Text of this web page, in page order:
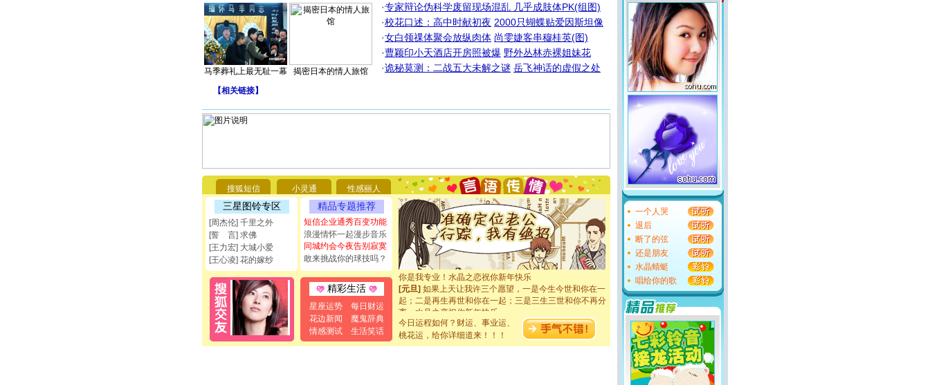
马季葬礼上最无耻一幕 揭密日本的情人旅馆
·专家辩论伪科学废留现场混乱 几乎成肢体PK(组图)
·校花口述：高中时献初夜 2000只蝴蝶贴爱因斯坦像
·女白领祼体聚会放纵肉体 尚雯婕客串穆桂英(图)
·曹颖印小天酒店开房照被爆 野外丛林赤裸姐妹花
·诡秘莫测：二战五大未解之谜 岳飞神话的虚假之处
【相关链接】
搜狐短信 小灵通 性感丽人
三星图铃专区
[周杰伦] 千里之外
[誓 言] 求佛
[王力宏] 大城小爱
[王心凌] 花的嫁纱
精品专题推荐
短信企业通秀百变功能
浪漫情怀一起漫步音乐
同城约会今夜告别寂寞
敢来挑战你的球技吗？
精彩生活
星座运势
每日财运
花边新闻
魔鬼辞典
情感测试
生活笑话
要平安！千万要知足！千万不要忘记我！
[圣诞节]不只这样的日子才会想起你,而是这样的日子才
能正大光明地骚扰你,告诉你,圣诞要快乐!新年要快乐!天天
都要快乐噢!
[圣诞节]奉上一颗祝福的心,在这个特别的日子里,愿幸福,
如意,快乐,鲜花,一切美好的祝愿与你同在.圣诞快乐!
[元旦]看到你我会触电；看不到你我要充电；没有你我会
断电。爱你是我职业，想你是我事业，抱你是我特长，吻
你是我专业！水晶之恋祝你新年快乐
[元旦]如果上天让我许三个愿望，一是今生今世和你在一
起；二是再生再世和你在一起；三是三生三世和你不再分
离。水晶之恋祝你新年快乐
[元旦]当我狠下心扭头离去那一刻，你在我身后无助地哭
泣，这痛楚让我明白我多么爱你。我转身抱住你：这猪不
卖了。水晶之恋祝你新年快乐。
今日运程如何？财运、事业运、
桃花运，给你详细道来！！！
一个人哭
退后
断了的弦
还是朋友
水晶蜻蜓
唱给你的歌